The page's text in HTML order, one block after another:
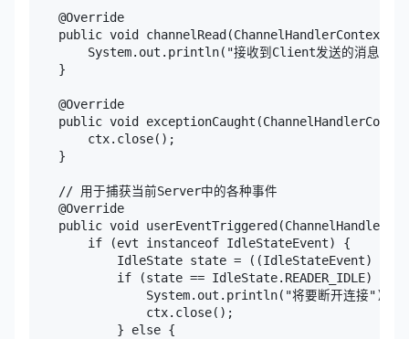
    @Override
public void channelRead(ChannelHandlerContext
System.out.println("接收到Client发送的消息："
    }
    @Override
public void
        ctx.close();
    }
    // 用于捕获当前Server中的各种事件
    @Override
public void
        if (evt instanceof IdleStateEvent) {
IdleState state = ((IdleStateEvent)
            if (state == IdleState.READER_IDLE) {
                System.out.println("将要断开连接");
                ctx.close();
            } else {